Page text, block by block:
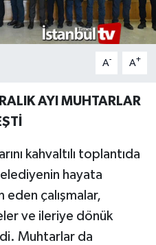
A- A+
AYI MUHTARLAR
kahvaltılı toplantıda
hayata
çalışmalar,
ve ileriye dönük
Muhtarlar da